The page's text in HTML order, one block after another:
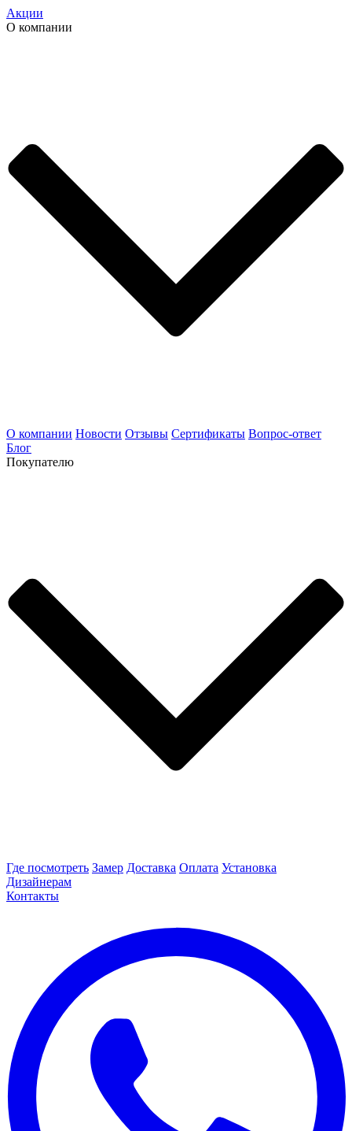
Акции
О компании
О компании Новости Отзывы Сертификаты Вопрос-ответ
Блог
Покупателю
Где посмотреть Замер Доставка Оплата Установка
Дизайнерам
Контакты